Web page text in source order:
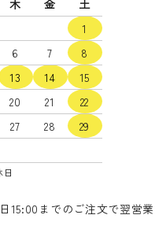
検索する
木 金
土
1
6 7
8
13 14
15
20 21
22
27 28
29
15:00までのご注文で翌営業